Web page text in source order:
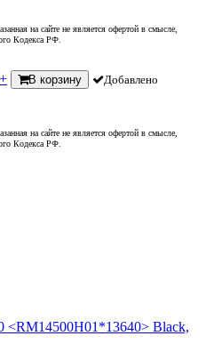
на сайте не является офертой в смысле,
Кодекса РФ.
+ В корзину Добавлено
на сайте не является офертой в смысле,
Кодекса РФ.
<RM14500H01*13640> Black,